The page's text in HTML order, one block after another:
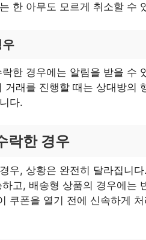
한 아무도 모르게 취소할 수
한 경우에는 알림을 받을 수
거래를 진행할 때는 상대방의
다.
락한 경우
우, 상황은 완전히 달라집니
고, 배송형 상품의 경우에는
쿠폰을 열기 전에 신속하게